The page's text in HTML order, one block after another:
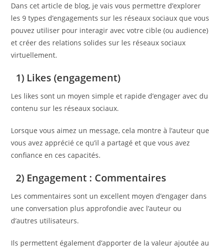
Dans cet article de blog, je vais vous permettre d’explorer
les 9 types d’engagements sur les réseaux sociaux que vous
pouvez utiliser pour interagir avec votre cible (ou audience)
et créer des relations solides sur les réseaux sociaux
virtuellement.
1) Likes (engagement)
Les likes sont un moyen simple et rapide d’engager avec du
contenu sur les réseaux sociaux.
Lorsque vous aimez un message, cela montre à l’auteur que
vous avez apprécié ce qu’il a partagé et que vous avez
confiance en ces capacités.
2) Engagement : Commentaires
Les commentaires sont un excellent moyen d’engager dans
une conversation plus approfondie avec l’auteur ou
d’autres utilisateurs.
Ils permettent également d’apporter de la valeur ajoutée au